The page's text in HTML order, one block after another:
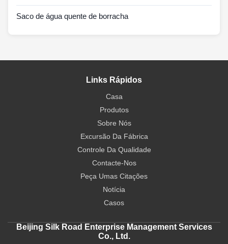
Saco de água quente de borracha
Links Rápidos
Casa
Produtos
Sobre Nós
Excursão Da Fábrica
Controle Da Qualidade
Contacte-Nos
Peça Umas Citações
Notícia
Casos
Beijing Silk Road Enterprise Management Services
Co., Ltd.